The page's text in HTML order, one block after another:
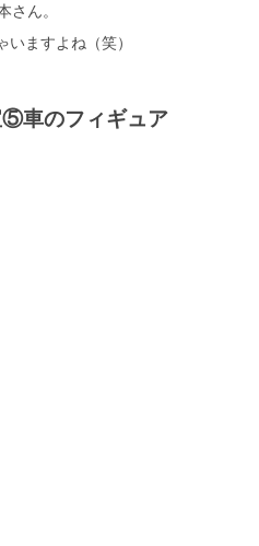
さん。
ますよね（笑）
車のフィギュア